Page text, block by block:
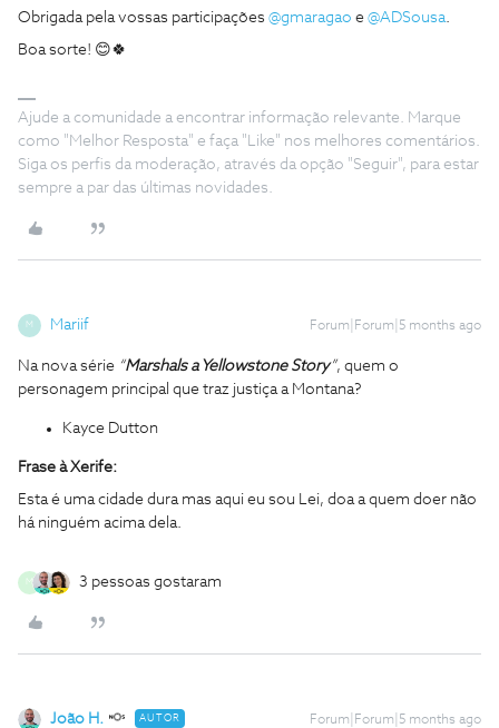
Obrigada pela vossas participações ​ @gmaragao e ​ @ADSousa.
Boa sorte! 😊🍀
Ajude a comunidade a encontrar informação relevante. Marque
como "Melhor Resposta" e faça "Like" nos melhores comentários.
Siga os perfis da moderação, através da opção "Seguir", para estar
sempre a par das últimas novidades.
M Mariif Forum|Forum|5 months ago
Na nova série “Marshals a Yellowstone Story”, quem o
personagem principal que traz justiça a Montana?
Kayce Dutton
Frase à Xerife:
Esta é uma cidade dura mas aqui eu sou Lei, doa a quem doer não
há ninguém acima dela.
M 3 pessoas gostaram
João H. AUTOR Forum|Forum|5 months ago